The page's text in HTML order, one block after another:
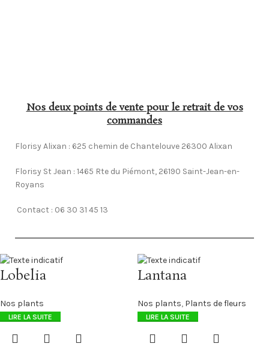
Nos deux points de vente pour le retrait de vos
commandes
Florisy Alixan : 625 chemin de Chantelouve 26300 Alixan
Florisy St Jean : 1465 Rte du Piémont, 26190 Saint-Jean-en-
Royans
Contact : 06 30 31 45 13
Lobelia
Nos plants
LIRE LA SUITE
Lantana
Nos plants, Plants de fleurs
LIRE LA SUITE